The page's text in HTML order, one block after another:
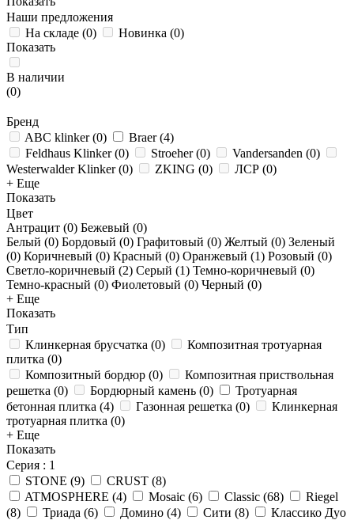
Наши предложения
На складе (0) Новинка (0)
Показать
В наличии
(0)
Бренд
ABC klinker(0) Braer(4)
Feldhaus Klinker(0) Stroeher(0) Vandersanden (0)
Westerwalder Klinker(0) ZKING (0) ЛСР (0)
+ Еще
Показать
Цвет
Антрацит (0) Бежевый (0)
Белый (0) Бордовый (0) Графитовый (0) Желтый (0) Зеленый
(0) Коричневый (0) Красный (0) Оранжевый (1) Розовый (0)
Светло-коричневый (2) Серый (1) Темно-коричневый (0)
Темно-красный (0) Фиолетовый (0) Черный (0)
+ Еще
Показать
Тип
Клинкерная брусчатка (0)
Композитная тротуарная
плитка (0)
Композитный бордюр (0)
Композитная приствольная
решетка (0) Бордюрный камень (0)
Тротуарная
бетонная плитка (4) Газонная решетка (0)
Клинкерная
тротуарная плитка (0)
+ Еще
Показать
Серия : 1
STONE (9) CRUST (8)
ATMOSPHERE (4) Mosaic (6) Classic (68)
Riegel
(8) Триада (6) Домино (4) Сити (8)
Классико Дуо